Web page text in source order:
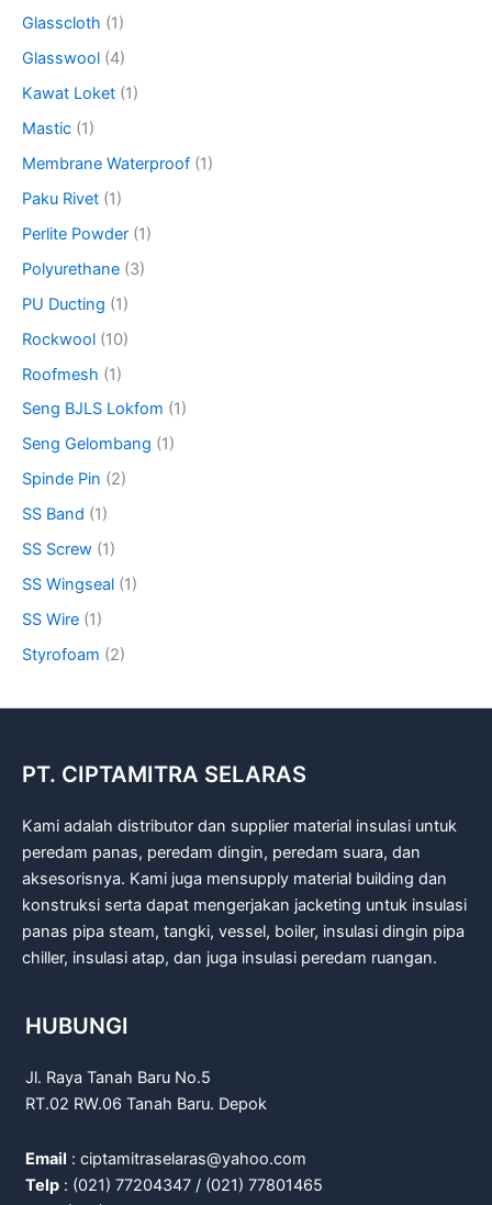
Glasscloth (1)
Glasswool (4)
Kawat Loket (1)
Mastic (1)
Membrane Waterproof (1)
Paku Rivet (1)
Perlite Powder (1)
Polyurethane (3)
PU Ducting (1)
Rockwool (10)
Roofmesh (1)
Seng BJLS Lokfom (1)
Seng Gelombang (1)
Spinde Pin (2)
SS Band (1)
SS Screw (1)
SS Wingseal (1)
SS Wire (1)
Styrofoam (2)
PT. CIPTAMITRA SELARAS
Kami adalah distributor dan supplier material insulasi untuk
peredam panas, peredam dingin, peredam suara, dan
aksesorisnya. Kami juga mensupply material building dan
konstruksi serta dapat mengerjakan jacketing untuk insulasi
panas pipa steam, tangki, vessel, boiler, insulasi dingin pipa
chiller, insulasi atap, dan juga insulasi peredam ruangan.
HUBUNGI
Jl. Raya Tanah Baru No.5
RT.02 RW.06 Tanah Baru. Depok
Email : ciptamitraselaras@yahoo.com
Telp : (021) 77204347 / (021) 77801465